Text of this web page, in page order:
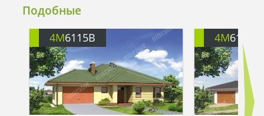
Подобные
4M6115B 4M6115C